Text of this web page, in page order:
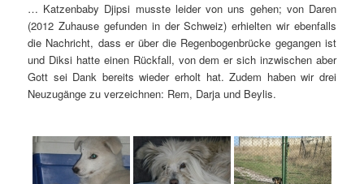
… Katzenbaby Djipsi musste leider von uns gehen; von Daren
(2012 Zuhause gefunden in der Schweiz) erhielten wir ebenfalls
die Nachricht, dass er über die Regenbogenbrücke gegangen ist
und Diksi hatte einen Rückfall, von dem er sich inzwischen aber
Gott sei Dank bereits wieder erholt hat. Zudem haben wir drei
Neuzugänge zu verzeichnen: Rem, Darja und Beylis.